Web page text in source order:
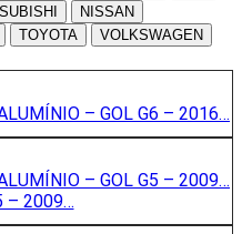
NISSAN
TOYOTA
VOLKSWAGEN
– GOL G6 – 2016…
– GOL G5 – 2009…
– 2009…